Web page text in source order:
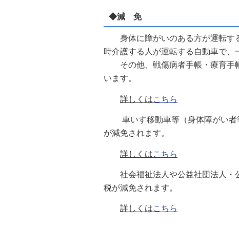
◆減 免
身体に障がいのある方が運転する
時介護する人が運転する自動車で、
その他、戦傷病者手帳・療育手帳
います。
詳しくはこちら
車いす移動車等（身体障がい者
が減免されます。
詳しくはこちら
社会福祉法人や公益社団法人・
税が減免されます。
詳しくはこちら